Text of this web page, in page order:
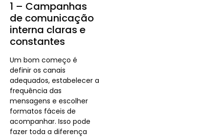
1 – Campanhas
de comunicação
interna claras e
constantes
Um bom começo é
definir os canais
adequados, estabelecer a
frequência das
mensagens e escolher
formatos fáceis de
acompanhar. Isso pode
fazer toda a diferença